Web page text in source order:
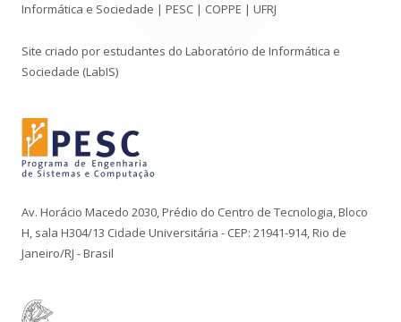
do
Rodapé
Informática e Sociedade | PESC | COPPE | UFRJ
Site criado por estudantes do Laboratório de Informática e
Sociedade (LabIS)
Av. Horácio Macedo 2030, Prédio do Centro de Tecnologia, Bloco
H, sala H304/13 Cidade Universitária - CEP: 21941-914, Rio de
Janeiro/RJ - Brasil